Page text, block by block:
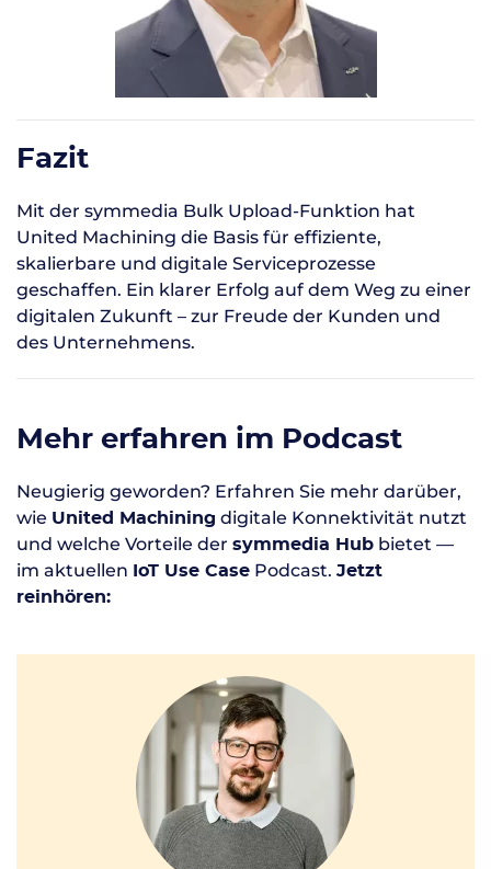
Fazit
Mit der symmedia Bulk Upload-Funktion hat
United Machining die Basis für effiziente,
skalierbare und digitale Serviceprozesse
geschaffen. Ein klarer Erfolg auf dem Weg zu einer
digitalen Zukunft – zur Freude der Kunden und
des Unternehmens.
Mehr erfahren im Podcast
Neugierig geworden? Erfahren Sie mehr darüber,
wie United Machining digitale Konnektivität nutzt
und welche Vorteile der symmedia Hub bietet —
im aktuellen
IoT Use Case Podcast. Jetzt
reinhören: